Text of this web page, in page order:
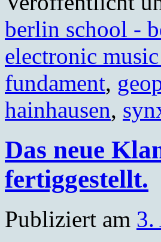
berlin school -
electronic
fundament,
hainhausen,
Das neue
fertiggestellt.
Publiziert am 3.